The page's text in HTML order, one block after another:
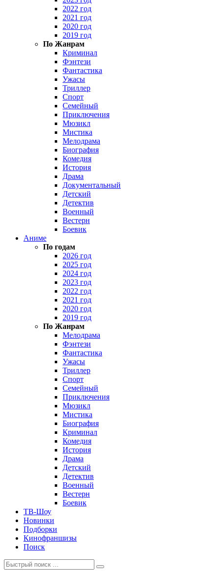
2022 год
2021 год
2020 год
2019 год
По Жанрам
Криминал
Фэнтези
Фантастика
Ужасы
Триллер
Спорт
Семейный
Приключения
Мюзикл
Мистика
Мелодрама
Биография
Комедия
История
Драма
Документальный
Детский
Детектив
Военный
Вестерн
Боевик
Аниме
По годам
2026 год
2025 год
2024 год
2023 год
2022 год
2021 год
2020 год
2019 год
По Жанрам
Мелодрама
Фэнтези
Фантастика
Ужасы
Триллер
Спорт
Семейный
Приключения
Мюзикл
Мистика
Биография
Криминал
Комедия
История
Драма
Детский
Детектив
Военный
Вестерн
Боевик
ТВ-Шоу
Новинки
Подборки
Кинофраншизы
Поиск